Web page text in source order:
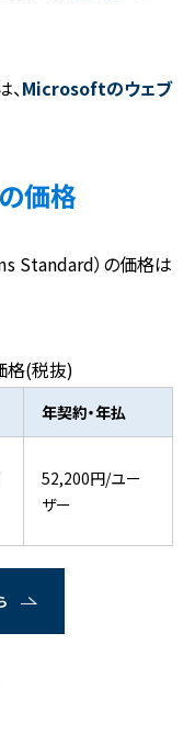
Microsoftのウェブ
価格
Standard）の価格は
格(税抜)
年契約・年払
52,200円/ユー
ザー